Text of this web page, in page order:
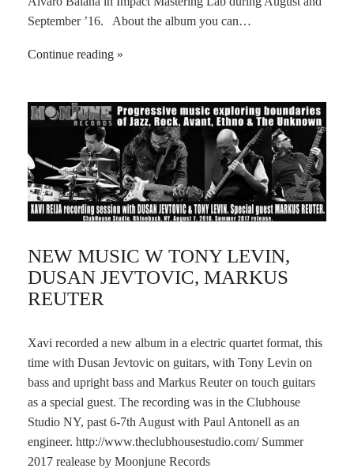
September ’16. About the album you can…
Continue reading
NEW MUSIC W TONY LEVIN,
DUSAN JEVTOVIC, MARKUS
REUTER
Xavi recorded a new album in a electric quartet format, this
time with Dusan Jevtovic on guitars, with Tony Levin on
bass and upright bass and Markus Reuter on touch guitars
as a special guest. The recording was in the Clubhouse
Studio NY, past 6-7th August with Paul Antonell as an
engineer. http://www.theclubhousestudio.com/ Summer
2017 realease by Moonjune Records